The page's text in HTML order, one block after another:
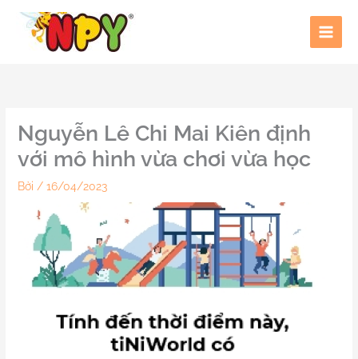
Nguyễn Lê Chi Mai Kiên định
với mô hình vừa chơi vừa học
Bởi /16/04/2023